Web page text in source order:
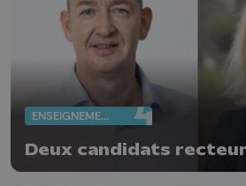
ENSEIGNEMENT
Deux candidats